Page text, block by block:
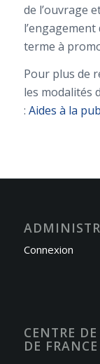
de l’ouvrage
terme à
Pour plus de
les modalités
: Aides à la
Connexion
CENTRE
DE